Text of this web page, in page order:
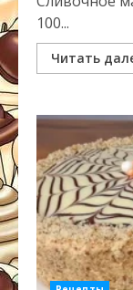
100...
Читать